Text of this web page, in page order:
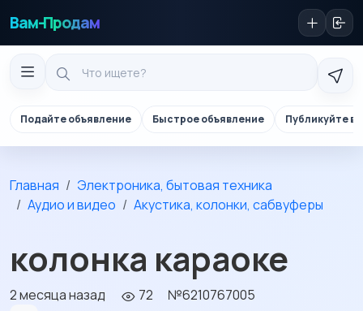
Вам-Продам
Подайте объявление Быстрое объявление Публикуйте в
Главная
Электроника, бытовая техника
Аудио и видео
Акустика, колонки, сабвуферы
колонка караоке
2 месяца назад 72 №6210767005